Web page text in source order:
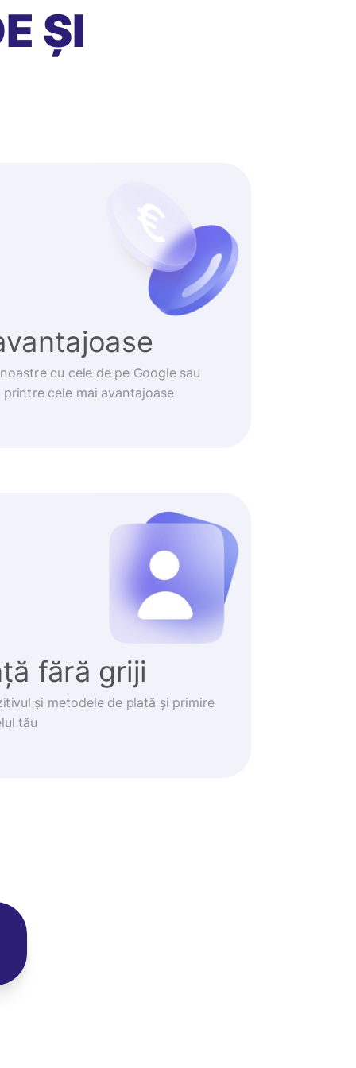
ȘI
cu cele de pe Google sau
cele mai avantajoase
fără griji
și metodele de plată și primire
tău